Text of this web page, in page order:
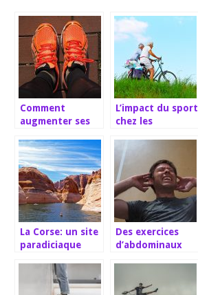
Comment
augmenter ses
course à pied?
L’impact du sport
chez les
La Corse: un site
paradiciaque
amoureux du
canyoning
Des exercices
d’abdominaux
Weider Crunch